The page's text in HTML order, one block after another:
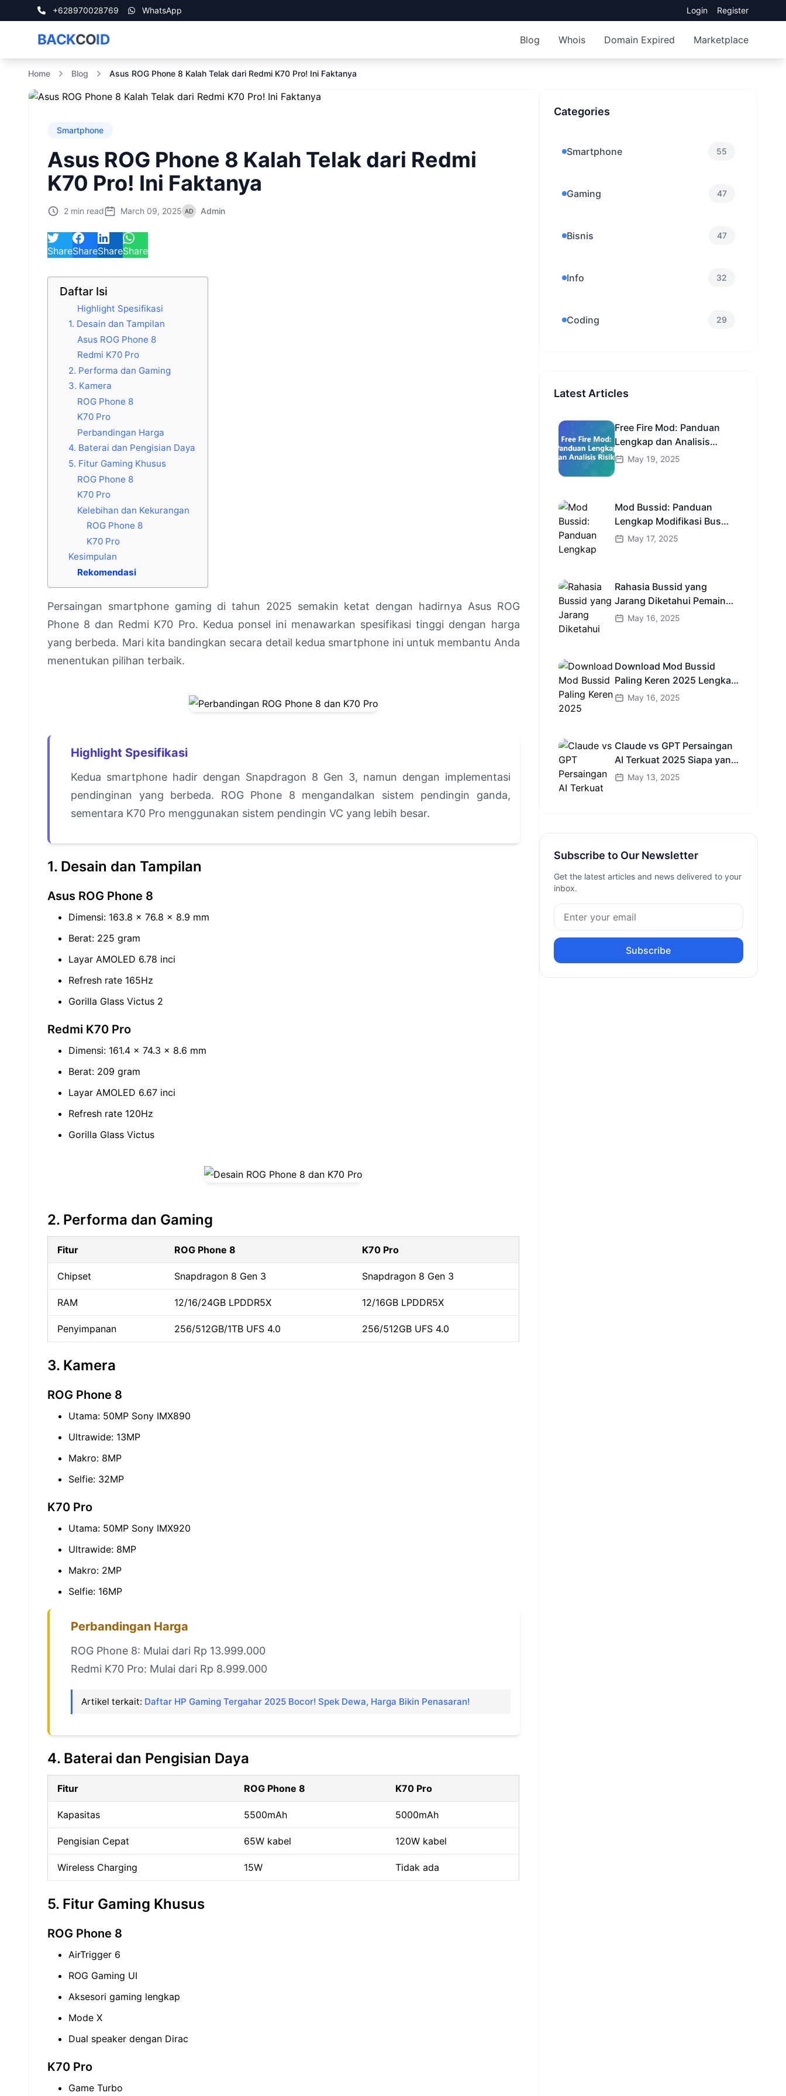
+628970028769 WhatsApp Login Register
BACKCOID Blog Whois Domain Expired Marketplace
Home Blog Asus ROG Phone 8 Kalah Telak dari Redmi K70 Pro! Ini Faktanya
Smartphone
Asus ROG Phone 8 Kalah Telak dari Redmi
K70 Pro! Ini Faktanya
2 min read March 09, 2025 Admin
ShareShareShareShare
Daftar Isi
Highlight Spesifikasi
1. Desain dan Tampilan
Asus ROG Phone 8
Redmi K70 Pro
2. Performa dan Gaming
3. Kamera
ROG Phone 8
K70 Pro
Perbandingan Harga
4. Baterai dan Pengisian Daya
5. Fitur Gaming Khusus
ROG Phone 8
K70 Pro
Kelebihan dan Kekurangan
ROG Phone 8
K70 Pro
Kesimpulan
Rekomendasi
Persaingan smartphone gaming di tahun 2025 semakin ketat dengan hadirnya Asus ROG
Phone 8 dan Redmi K70 Pro. Kedua ponsel ini menawarkan spesifikasi tinggi dengan harga
yang berbeda. Mari kita bandingkan secara detail kedua smartphone ini untuk membantu Anda
menentukan pilihan terbaik.
Highlight Spesifikasi
Kedua smartphone hadir dengan Snapdragon 8 Gen 3, namun dengan implementasi
pendinginan yang berbeda. ROG Phone 8 mengandalkan sistem pendingin ganda,
sementara K70 Pro menggunakan sistem pendingin VC yang lebih besar.
1. Desain dan Tampilan
Asus ROG Phone 8
Dimensi: 163.8 x 76.8 x 8.9 mm
Berat: 225 gram
Layar AMOLED 6.78 inci
Refresh rate 165Hz
Gorilla Glass Victus 2
Redmi K70 Pro
Dimensi: 161.4 x 74.3 x 8.6 mm
Berat: 209 gram
Layar AMOLED 6.67 inci
Refresh rate 120Hz
Gorilla Glass Victus
2. Performa dan Gaming
Fitur ROG Phone 8 K70 Pro
Chipset Snapdragon 8 Gen 3 Snapdragon 8 Gen 3
RAM 12/16/24GB LPDDR5X 12/16GB LPDDR5X
Penyimpanan 256/512GB/1TB UFS 4.0 256/512GB UFS 4.0
3. Kamera
ROG Phone 8
Utama: 50MP Sony IMX890
Ultrawide: 13MP
Makro: 8MP
Selfie: 32MP
K70 Pro
Utama: 50MP Sony IMX920
Ultrawide: 8MP
Makro: 2MP
Selfie: 16MP
Perbandingan Harga
ROG Phone 8: Mulai dari Rp 13.999.000
Redmi K70 Pro: Mulai dari Rp 8.999.000
Artikel terkait: Daftar HP Gaming Tergahar 2025 Bocor! Spek Dewa, Harga Bikin Penasaran!
4. Baterai dan Pengisian Daya
Fitur ROG Phone 8 K70 Pro
Kapasitas 5500mAh 5000mAh
Pengisian Cepat 65W kabel 120W kabel
Wireless Charging 15W Tidak ada
5. Fitur Gaming Khusus
ROG Phone 8
AirTrigger 6
ROG Gaming UI
Aksesori gaming lengkap
Mode X
Dual speaker dengan Dirac
K70 Pro
Game Turbo
Categories
Smartphone 55
Gaming 47
Bisnis 47
Info 32
Coding 29
Latest Articles
Free Fire Mod: Panduan
Lengkap dan Analisis
RisikoMay 19, 2025
Mod Bussid: Panduan
Lengkap Modifikasi Bus
Simulator Indonesia
May 17, 2025
Rahasia Bussid yang
Jarang Diketahui Pemain
Baru Kamu Wajib Coba!
May 16, 2025
Download Mod Bussid
Paling Keren 2025 Lengkap
Mobil Bus dan Truk HD
May 16, 2025
Claude vs GPT Persaingan
AI Terkuat 2025 Siapa yang
Lebih Cerdas?
May 13, 2025
Subscribe to Our Newsletter
Get the latest articles and news delivered to your
inbox.
Subscribe